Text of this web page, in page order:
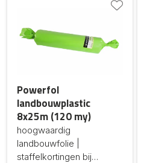
Powerfol
landbouwplastic
8x25m (120 my)
hoogwaardig
landbouwfolie |
staffelkortingen bij